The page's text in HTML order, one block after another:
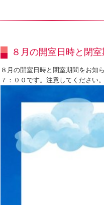
８月の開室日時と閉室
８月の開室日時と閉室期間をお知
７：００です。注意してください。